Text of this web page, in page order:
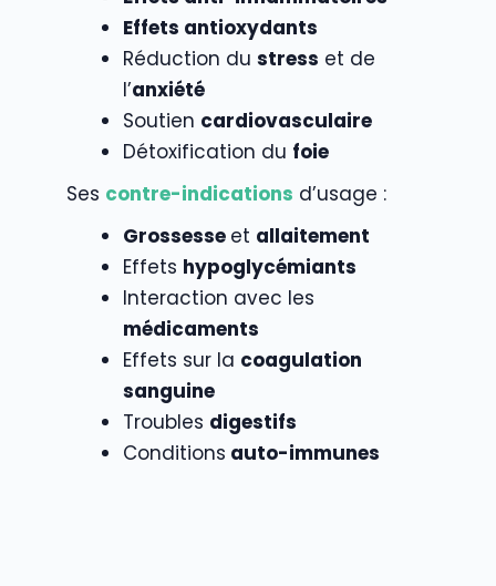
Effets antioxydants
Réduction dustress et de
l’anxiété
Soutien cardiovasculaire
Détoxification du foie
Ses contre-indications d’usage :
Grossesse et allaitement
Effets hypoglycémiants
Interaction avec les
médicaments
Effets sur la coagulation
sanguine
Troubles digestifs
Conditions auto-immunes